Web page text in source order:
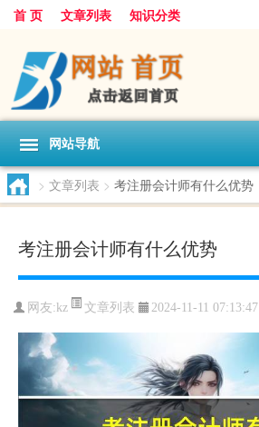
首 页 文章列表 知识分类
网站导航
> 文章列表 > 考注册会计师有什么优势
考注册会计师有什么优势
网友:kz 文章列表 2024-11-11 07:13:47